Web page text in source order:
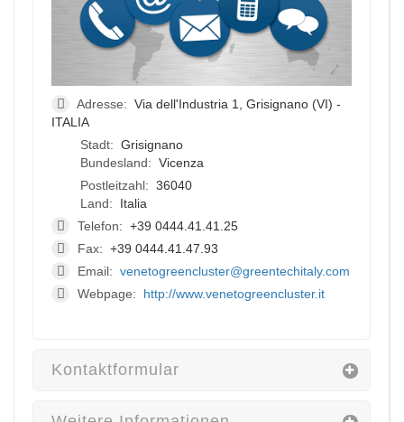
Adresse: Via dell'Industria 1, Grisignano (VI) -
ITALIA
Stadt: Grisignano
Bundesland: Vicenza
Postleitzahl: 36040
Land:
Italia
Telefon: +39 0444.41.41.25
Fax: +39 0444.41.47.93
Email: venetogreencluster@greentechitaly.com
Webpage: http://www.venetogreencluster.it
Kontaktformular